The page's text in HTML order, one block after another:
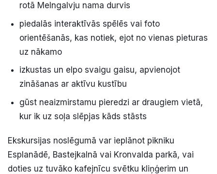
rotā Melngalvju nama durvis
piedalās interaktīvās spēlēs vai foto
orientēšanās, kas notiek, ejot no vienas pieturas
uz nākamo
izkustas un elpo svaigu gaisu, apvienojot
zināšanas ar aktīvu kustību
gūst neaizmirstamu pieredzi ar draugiem vietā,
kur ik uz soļa slēpjas kāds stāsts
Ekskursijas noslēgumā var ieplānot pikniku
Esplanādē, Bastejkalnā vai Kronvalda parkā, vai
doties uz tuvāko kafejnīcu svētku kliņģerim un